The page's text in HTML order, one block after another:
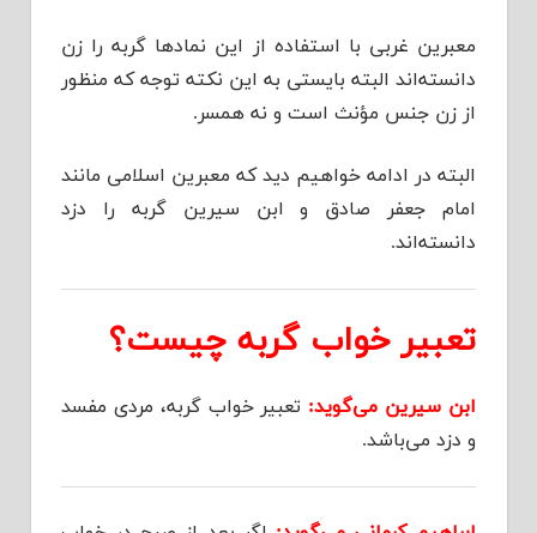
معبرین غربی با استفاده از این نمادها گربه را زن
دانسته‌اند البته بایستی به این نکته توجه که منظور
از زن جنس مؤنث است و نه همسر.
البته در ادامه خواهیم دید که معبرین اسلامی مانند
امام جعفر صادق و ابن سیرین گربه را دزد
دانسته‌اند.
تعبیر خواب گربه چیست؟
ابن سیرین می‌گوید: تعبیر خواب گربه، مردی مفسد
و دزد می‌باشد.